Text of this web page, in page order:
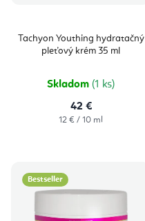
Tachyon Youthing hydratačný
pleťový krém 35 ml
Skladom (1 ks)
42 €
Jednotková
12 € / 10 ml
Bestseller